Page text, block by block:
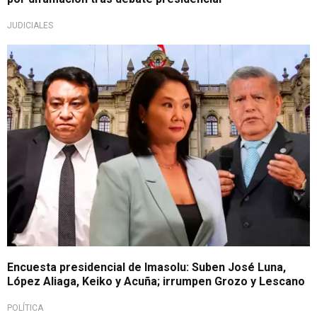
JUDICIALES
Encuesta presidencial de Imasolu: Suben José Luna,
López Aliaga, Keiko y Acuña; irrumpen Grozo y Lescano
POLÍTICA